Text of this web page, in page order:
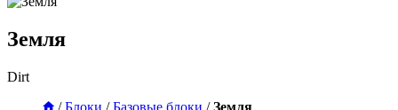
Земля
Dirt
/Блоки /Базовые блоки /Земля